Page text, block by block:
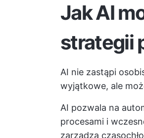
Jak AI
strategii
AI nie zastąpi
wyjątkowe, ale
AI pozwala na
procesami i
zarządza